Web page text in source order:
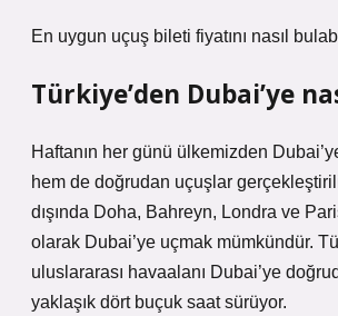
En uygun uçuş bileti fiyatını nasıl
Türkiye’den Dubai’ye
Haftanın her günü ülkemizden
hem de doğrudan uçuşlar
dışında Doha, Bahreyn, Londra ve
olarak Dubai’ye uçmak mümkündür.
uluslararası havaalanı Dubai’ye
yaklaşık dört buçuk saat sürüyor.